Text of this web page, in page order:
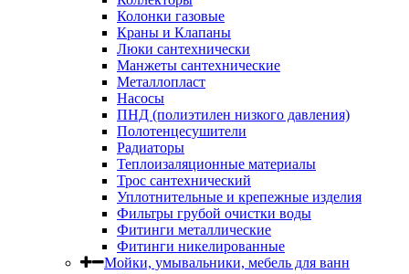
Колонки газовые
Краны и Клапаны
Люки сантехнически
Манжеты сантехнические
Металлопласт
Насосы
ПНД (полиэтилен низкого давления)
Полотенцесушители
Радиаторы
Теплоизаляционные материалы
Трос сантехнический
Уплотнительные и крепежные изделия
Фильтры грубой очистки воды
Фитинги металлические
Фитинги никелированные
Мойки, умывальники, мебель для ванн